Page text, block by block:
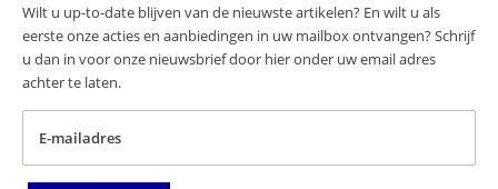
Wilt u up-to-date blijven van de nieuwste artikelen? En wilt u als
eerste onze acties en aanbiedingen in uw mailbox ontvangen? Schrijf
u dan in voor onze nieuwsbrief door hier onder uw email adres
achter te laten.
E-mailadres